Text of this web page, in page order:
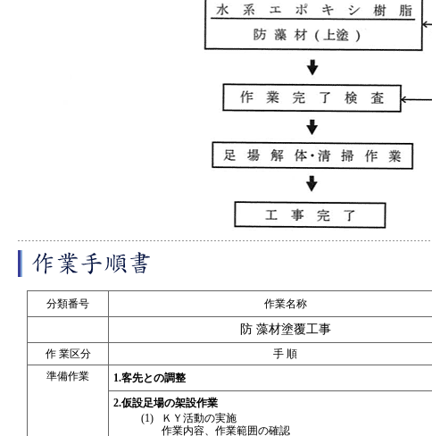
分類番号 作業名称
防 藻材塗覆工事
作 業区分 手 順
準備作業
1.客先との調整
2.仮設足場の架設作業
(1)
ＫＹ活動の実施
作業内容、作業範囲の確認